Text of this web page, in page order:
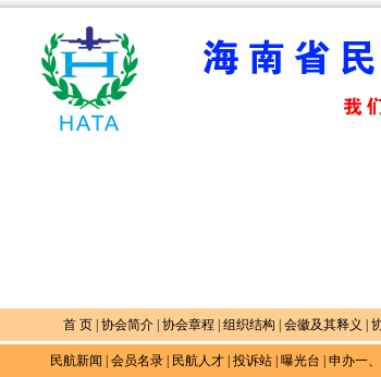
首 页 协会简介 协会章程 组织结构 会徽及其释义
民航新闻 会员名录| 民航人才| 投诉站| 曝光台 申办一